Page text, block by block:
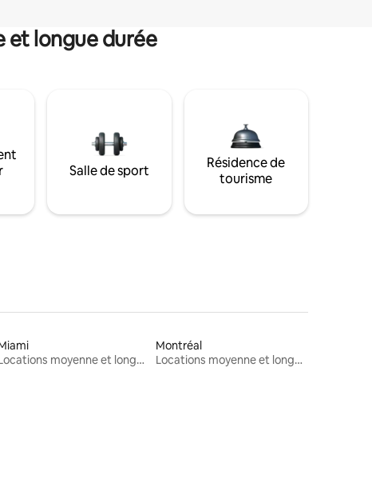
et longue durée
Salle de sport
Résidence de
tourisme
Locations moyenne et longue durée
Montréal
Locations moyenne et longue durée